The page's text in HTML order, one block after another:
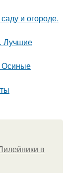
и огороде.
Лучшие
Осиные
в